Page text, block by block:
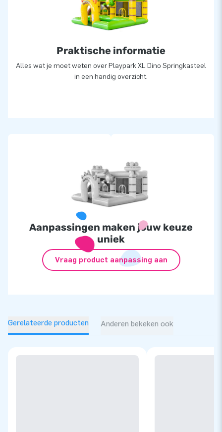
Praktische informatie
Alles wat je moet weten over Playpark XL Dino Springkasteel
in een handig overzicht.
Aanpassingen maken jouw keuze
uniek
Vraag product aanpassing aan
Gerelateerde producten Anderen bekeken ook